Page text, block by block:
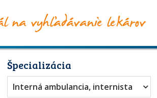
Špecializácia
Interná ambulancia, internista